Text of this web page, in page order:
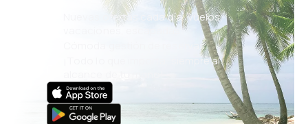
Nuevas ofertas cada día: vuelos,
vacaciones, escapadas
Cómoda gestión de reservas
¡Todo lo que importa, siempre al